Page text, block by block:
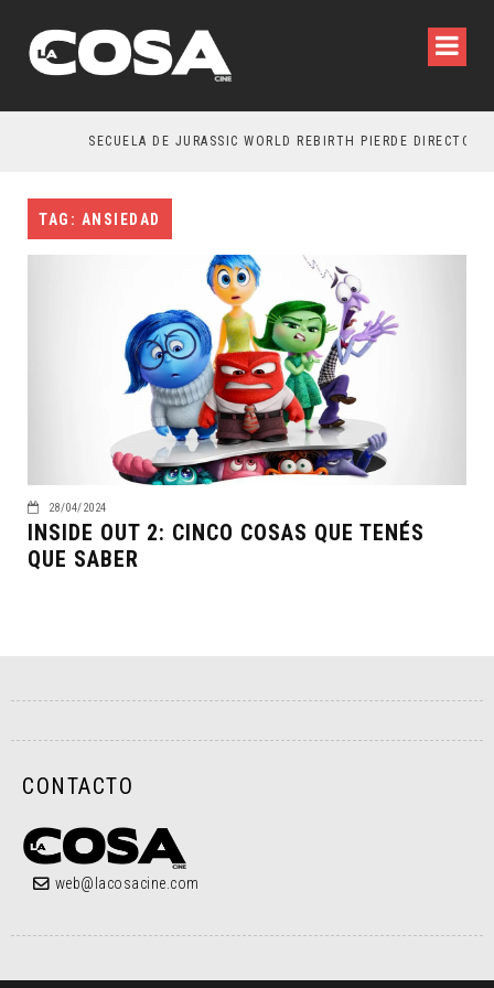
SECUELA DE JURASSIC WORLD REBIRTH PIERDE DIRECTOR
TAG: ANSIEDAD
28/04/2024
INSIDE OUT 2: CINCO COSAS QUE TENÉS
QUE SABER
CONTACTO
web@lacosacine.com